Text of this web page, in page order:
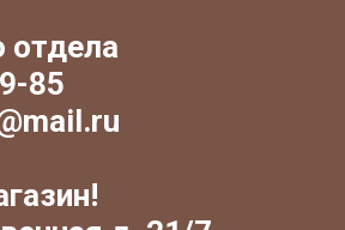
отдела
85